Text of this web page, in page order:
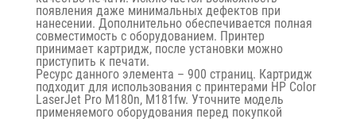
появления даже минимальных дефектов при
нанесении. Дополнительно обеспечивается полная
совместимость с оборудованием. Принтер
принимает картридж, после установки можно
приступить к печати.
Ресурс данного элемента – 900 страниц. Картридж
подходит для использования с принтерами HP Color
LaserJet Pro M180n, M181fw. Уточните модель
применяемого оборудования перед покупкой